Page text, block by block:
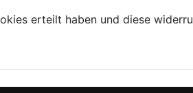
erteilt haben und diese